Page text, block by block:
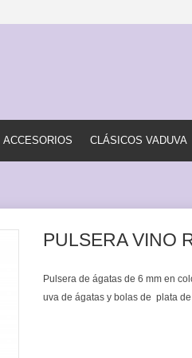
ACCESORIOS CLÁSICOS VADUVA
PULSERA VINO
Pulsera de ágatas de 6 mm en
uva de ágatas y bolas de plata de